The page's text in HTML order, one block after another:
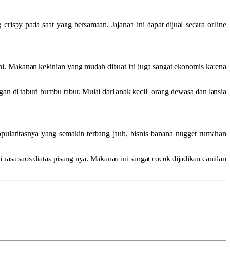
pada saat yang bersamaan. Jajanan ini dapat dijual secara online
Makanan kekinian yang mudah dibuat ini juga sangat ekonomis karena
di taburi bumbu tabur. Mulai dari anak kecil, orang dewasa dan lansia
yang semakin terbang jauh, bisnis banana nugget rumahan
saos diatas pisang nya. Makanan ini sangat cocok dijadikan camilan